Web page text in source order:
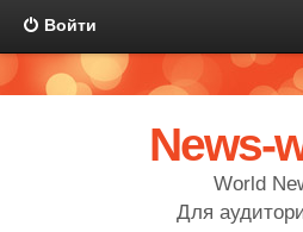
Войти
News-
World
Для